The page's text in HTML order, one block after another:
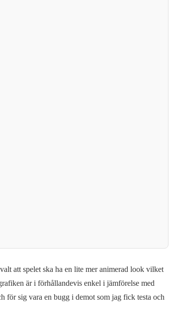
att spelet ska ha en lite mer animerad look vilket
är i förhållandevis enkel i jämförelse med
för sig vara en bugg i demot som jag fick testa och